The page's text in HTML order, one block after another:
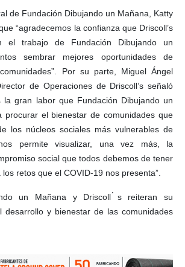
de Fundación Dibujando un Mañana, Katty
“agradecemos la confianza que Driscoll’s
el trabajo de Fundación Dibujando un
sembrar mejores oportunidades de
Por su parte, Miguel Ángel
de Operaciones de Driscoll’s señaló
la gran labor que Fundación Dibujando un
procurar el bienestar de comunidades que
los núcleos sociales más vulnerables de
permite visualizar, una vez más, la
social que todos debemos de tener
retos que el COVID-19 nos presenta”.
un Mañana y Driscoll ́s reiteran su
desarrollo y bienestar de las comunidades